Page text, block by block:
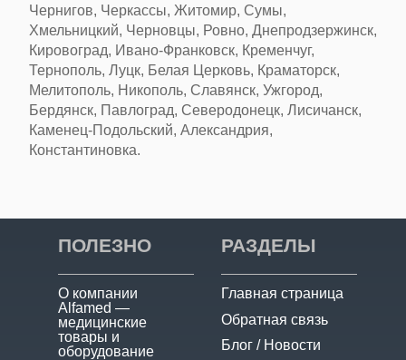
Чернигов, Черкассы, Житомир, Сумы,
Хмельницкий, Черновцы, Ровно, Днепродзержинск,
Кировоград, Ивано-Франковск, Кременчуг,
Тернополь, Луцк, Белая Церковь, Краматорск,
Мелитополь, Никополь, Славянск, Ужгород,
Бердянск, Павлоград, Северодонецк, Лисичанск,
Каменец-Подольский, Александрия,
Константиновка.
ПОЛЕЗНО
О компании
Alfamed —
медицинские
товары и
оборудование
РАЗДЕЛЫ
Главная страница
Обратная связь
Блог / Новости